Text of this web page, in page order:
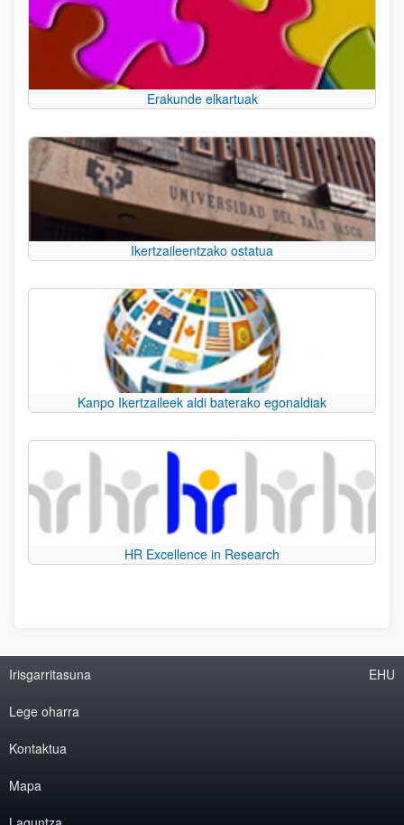
Erakunde elkartuak
Ikertzaileentzako ostatua
Kanpo Ikertzaileek aldi baterako egonaldiak
HR Excellence in Research
Irisgarritasuna
Lege oharra
Kontaktua
Mapa
EHU